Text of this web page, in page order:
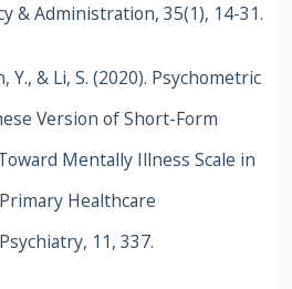
& Administration, 35(1), 14-31.
Y., & Li, S. (2020). Psychometric
Version of Short-Form
Mentally Illness Scale in
Healthcare
11, 337.